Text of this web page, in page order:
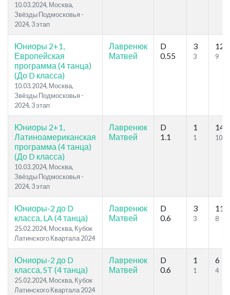
10.03.2024, Москва,
Звёзды Подмосковья -
2024, 3 этап
Юниоры 2+1,
Европейская
программа (4 танца)
(До D класса)
10.03.2024, Москва,
Звёзды Подмосковья -
2024, 3 этап
Лавренюк
Матвей
D
0.55
3
3
12
9
Юниоры 2+1,
Латиноамериканская
программа (4 танца)
(До D класса)
10.03.2024, Москва,
Звёзды Подмосковья -
2024, 3 этап
Лавренюк
Матвей
D
1.1
1
1
14
10
Юниоры-2 до D
класса, LA (4 танца)
25.02.2024, Москва, Кубок
Латинского Квартала 2024
Лавренюк
Матвей
D
0.6
3
3
11
8
Юниоры-2 до D
класса, ST (4 танца)
25.02.2024, Москва, Кубок
Латинского Квартала 2024
Лавренюк
Матвей
D
0.6
1
1
6
4